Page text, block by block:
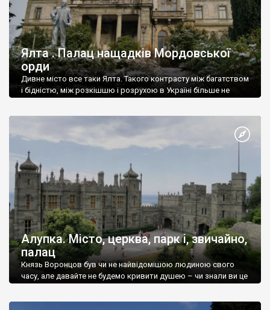
Ялта . Палац нащадків Мордовської
орди
Дивне місто все таки Ялта. Такого контрасту між багатством
і бідністю, між розкішшю і розрухою в Україні більше не
Алупка. Місто, церква, парк і, звичайно,
палац
Князь Воронцов був чи не найвідомішою людиною свого
часу, але давайте не будемо кривити душею – чи знали ви це